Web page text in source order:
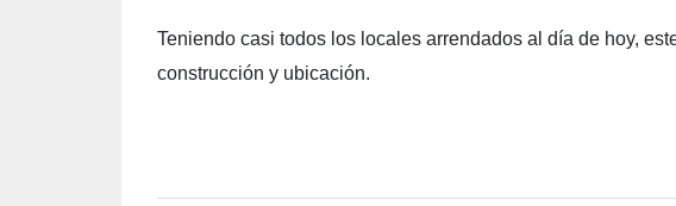
Teniendo casi todos los locales arrendados al día de hoy,
construcción y ubicación.